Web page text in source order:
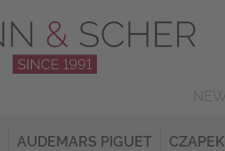
AUDEMARS PIGUET CZAPEK